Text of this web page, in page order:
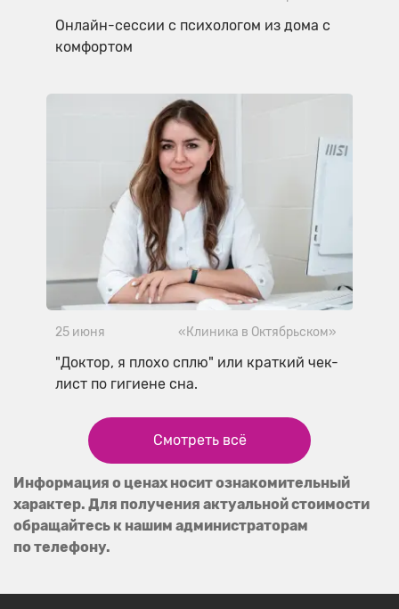
Онлайн-сессии с психологом из дома с
комфортом
25 июня «Клиника в Октябрьском»
"Доктор, я плохо сплю" или краткий чек-
лист по гигиене сна.
Смотреть всё
Информация о ценах носит ознакомительный
характер. Для получения актуальной стоимости
обращайтесь к нашим администраторам
по телефону.